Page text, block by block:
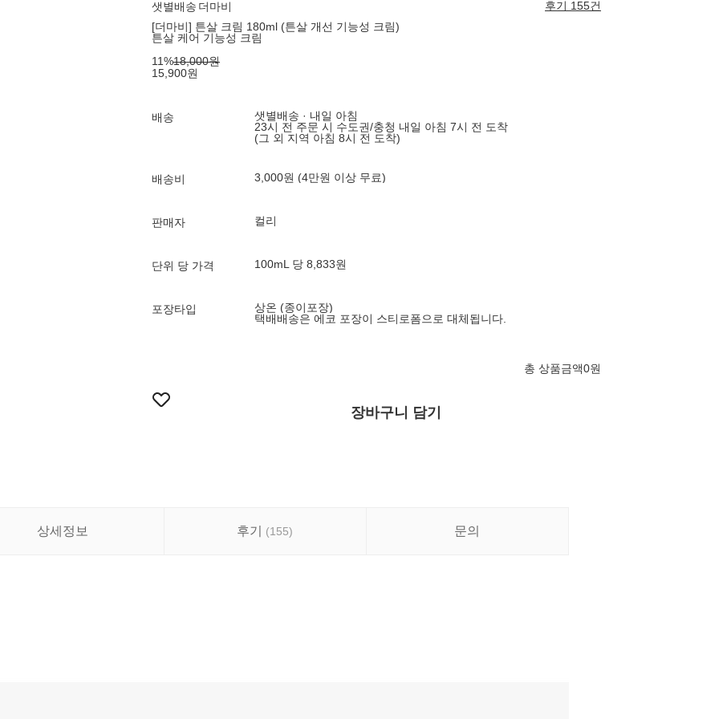
샛별배송 더마비
후기 155건
[더마비] 튼살 크림 180ml (튼살 개선 기능성 크림)
튼살 케어 기능성 크림
11%18,000원
15,900원
배송
샛별배송 · 내일 아침
23시 전 주문 시 수도권/충청 내일 아침 7시 전 도착
(그 외 지역 아침 8시 전 도착)
배송비 3,000원 (4만원 이상 무료)
판매자 컬리
단위 당 가격 100mL 당 8,833원
포장타입
상온 (종이포장)
택배배송은 에코 포장이 스티로폼으로 대체됩니다.
총 상품금액0원
장바구니 담기
상세정보 후기 (155) 문의